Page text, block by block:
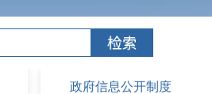
政府信息公开制度